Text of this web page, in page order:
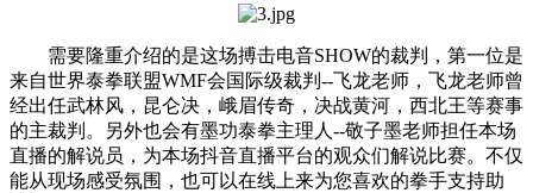
需要隆重介绍的是这场搏击电音SHOW的裁判，第一位是
来自世界泰拳联盟WMF会国际级裁判--飞龙老师，飞龙老师曾
经出任武林风，昆仑决，峨眉传奇，决战黄河，西北王等赛事
的主裁判。另外也会有墨功泰拳主理人--敬子墨老师担任本场
直播的解说员，为本场抖音直播平台的观众们解说比赛。不仅
能从现场感受氛围，也可以在线上来为您喜欢的拳手支持助